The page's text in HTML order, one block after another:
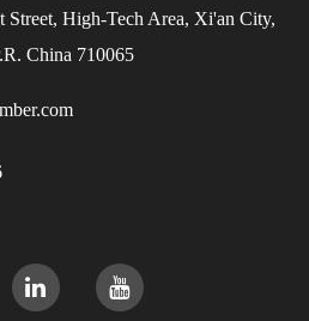
Street, High-Tech Area, Xi'an City,
China 710065